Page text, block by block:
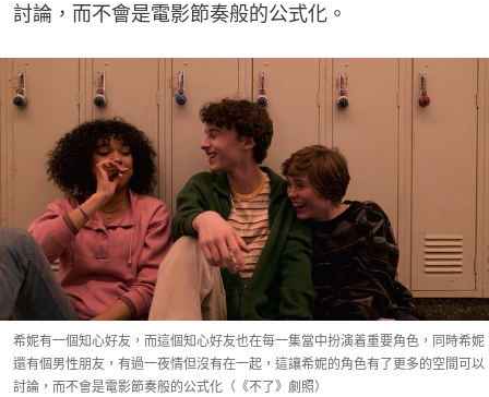
討論，而不會是電影節奏般的公式化。
希妮有一個知心好友，而這個知心好友也在每一集當中扮演着重要角色，同時希妮
還有個男性朋友，有過一夜情但沒有在一起，這讓希妮的角色有了更多的空間可以
討論，而不會是電影節奏般的公式化（《不了》劇照）